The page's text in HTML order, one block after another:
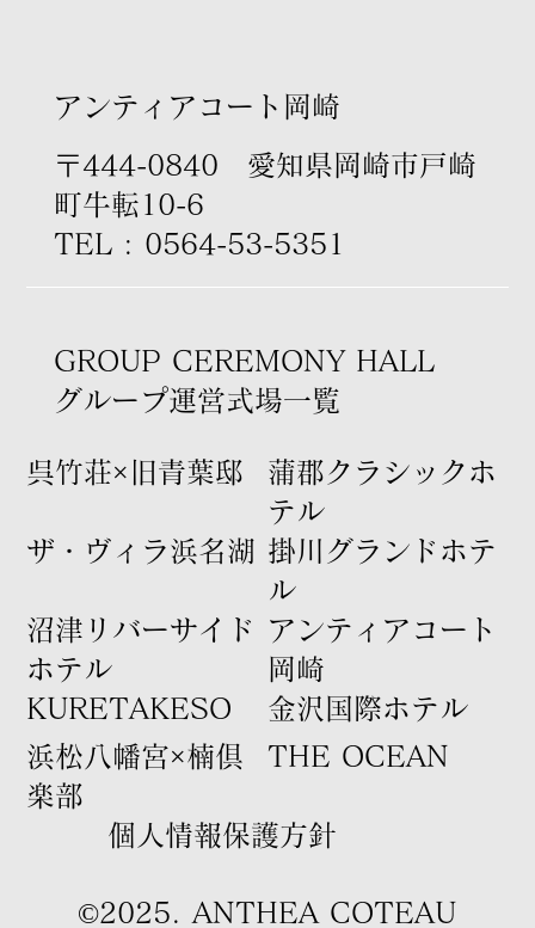
GROUP CEREMONY HALL
グループ運営式場一覧
​呉竹荘×旧青葉邸
​蒲郡クラシックホ
テル
​ザ・ヴィラ浜名湖
​アンティアコート
岡崎
​掛川グランドホテ
ル
​沼津リバーサイド
ホテル
​KURETAKESO​
​金沢国際ホテル
​浜松八幡宮×楠倶
楽部
​THE OCEAN
​個人情報保護方針
©2025. ANTHEA COTEAU
〒444-0840 愛知県岡崎市戸崎
町牛転10-6
TEL : 0564-53-5351
​アンティアコート岡崎